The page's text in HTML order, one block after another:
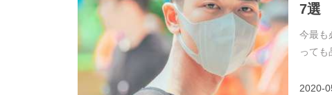
7選
今最も
っても
2020-